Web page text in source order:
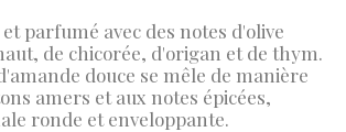
parfumé avec des notes d'olive
de chicorée, d'origan et de thym.
douce se mêle de manière
amers et aux notes épicées,
ronde et enveloppante.